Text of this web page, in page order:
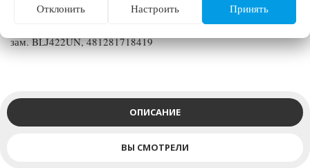
BLJ429UN <=Ремень 1222 J5, черн.<1222mm> 'hatchinson',
зам. BLJ422UN, 481281718419
ОПИСАНИЕ
ВЫ СМОТРЕЛИ
Отклонить Настроить Принять